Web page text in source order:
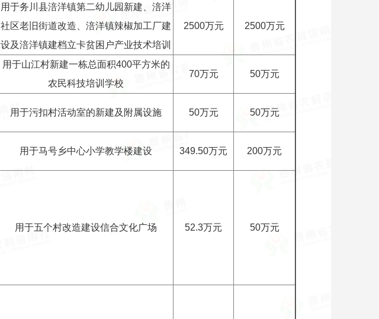
用于务川县涪洋镇第二幼儿园新建、涪洋
社区老旧街道改造、涪洋镇辣椒加工厂建
设及涪洋镇建档立卡贫困户产业技术培训
2500万元 2500万元
用于山江村新建一栋总面积400平方米的
农民科技培训学校
70万元 50万元
用于污扣村活动室的新建及附属设施 50万元 50万元
用于马号乡中心小学教学楼建设 349.50万元 200万元
用于五个村改造建设信合文化广场 52.3万元 50万元